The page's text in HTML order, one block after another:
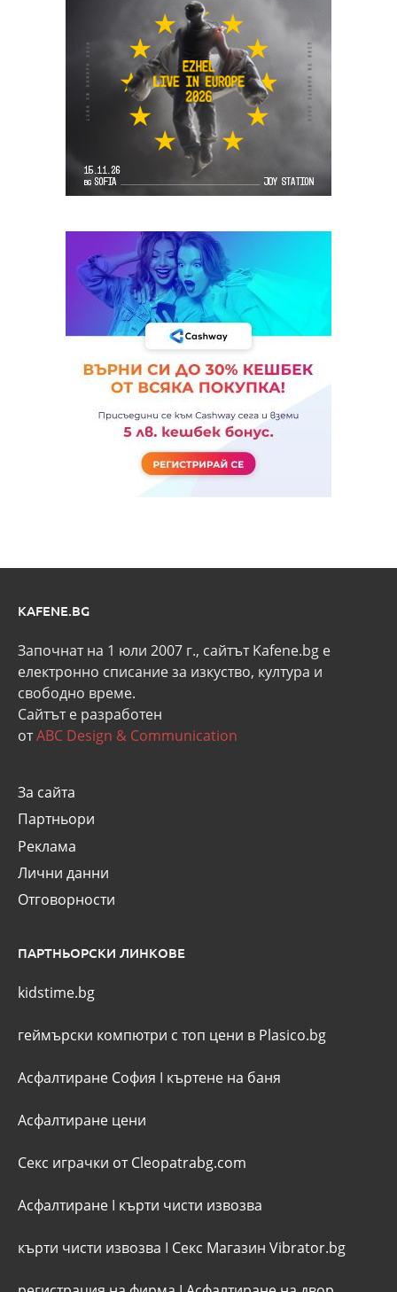
KAFENE.BG
Започнат на 1 юли 2007 г., сайтът Kafene.bg e
eлектронно списание за изкуство, култура и
свободно време.
Сайтът е разработен
отABC Design & Communication
За сайта
Партньори
Реклама
Лични данни
Отговорности
ПАРТНЬОРСКИ ЛИНКОВЕ
kidstime.bg
геймърски компютри с топ цени в Plasico.bg
Асфалтиране София I къртене на баня
Асфалтиране цени
Секс играчки от Cleopatrabg.com
Асфалтиране I кърти чисти извозва
кърти чисти извозва I Секс Магазин Vibrator.bg